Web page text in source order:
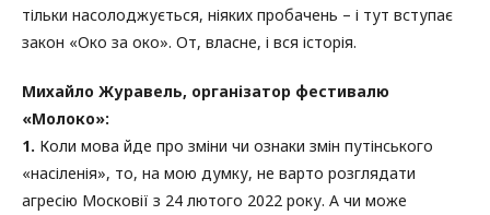
тільки насолоджується, ніяких пробачень – і тут вступає
закон «Око за око». От, власне, і вся історія.
Михайло Журавель, організатор фестивалю
«Молоко»:
1. Коли мова йде про зміни чи ознаки змін путінського
«насіленія», то, на мою думку, не варто розглядати
агресію Московії з 24 лютого 2022 року. А чи може